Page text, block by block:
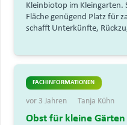
Kleinbiotop im Kleingarten.
Fläche genügend Platz für
schafft Unterkünfte,
FACHINFORMATIONEN
vor 3 Jahren Tanja Kühn
Obst für kleine Gärten